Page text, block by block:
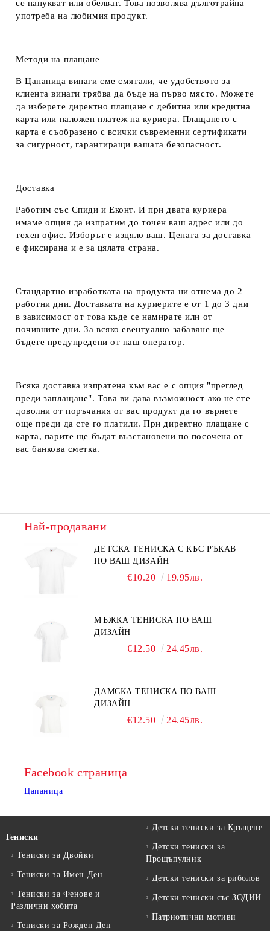
се напукват или обелват. Това позволява дълготрайна
употреба на любимия продукт.
Методи на плащане
В Цапаница винаги сме смятали, че удобството за
клиента винаги трябва да бъде на първо място. Можете
да изберете директно плащане с дебитна или кредитна
карта или наложен платеж на куриера. Плащането с
карта е съобразено с всички съвременни сертификати
за сигурност, гарантиращи вашата безопасност.
Доставка
Работим със Спиди и Еконт. И при двата куриера
имаме опция да изпратим до точен ваш адрес или до
техен офис. Изборът е изцяло ваш. Цената за доставка
е фиксирана и е за цялата страна.
Стандартно изработката на продукта ни отнема до 2
работни дни. Доставката на куриерите е от 1 до 3 дни
в зависимост от това къде се намирате или от
почивните дни. За всяко евентуално забавяне ще
бъдете предупредени от наш оператор.
Всяка доставка изпратена към вас е с опция "преглед
преди заплащане". Това ви дава възможност ако не сте
доволни от поръчания от вас продукт да го върнете
още преди да сте го платили. При директно плащане с
карта, парите ще бъдат възстановени по посочена от
вас банкова сметка.
Най-продавани
ДЕТСКА ТЕНИСКА С КЪС РЪКАВ
ПО ВАШ ДИЗАЙН
€10.20 19.95лв.
МЪЖКА ТЕНИСКА ПО ВАШ
ДИЗАЙН
€12.50 24.45лв.
ДАМСКА ТЕНИСКА ПО ВАШ
ДИЗАЙН
€12.50 24.45лв.
Facebook страница
Цапаница
Тениски
Тениски за Двойки
Тениски за Имен Ден
Тениски за Фенове и
Различни хобита
Тениски за Рожден Ден
Детски тениски за Кръщене
Детски тениски за
Прощъпулник
Детски тениски за риболов
Детски тениски със ЗОДИИ
Патриотични мотиви